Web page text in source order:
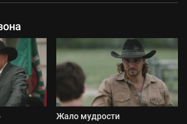
Жало мудрости